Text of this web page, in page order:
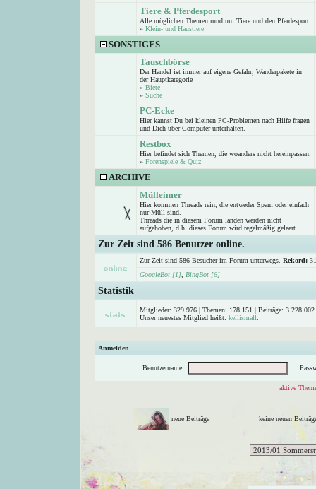
Tiere & Pferdesport
Alle möglichen Themen rund um Tiere und den Pferdesport.
» Klein- und Haustiere
SONSTIGES
Tauschbörse
Der Handel ist immer auf eigene Gefahr, Wanderpakete in
der Hauptkategorie
» Biete
» Suche
PC-Ecke
Hier kannst Du bei kleinen PC-Problemen nach Hilfe fragen
und Dich über Computer unterhalten.
Restbox
Hier befindet sich Themen, die woanders nicht hereinpassen.
» Forenspiele & Quiz
ARCHIVE
Mülleimer
Hier kommen Threads rein, die entweder Spam oder einfach
nur Müll sind.
Threads die in diesem Forum landen werden nicht
aufgehoben, d.h. dieses Forum wird regelmäßig geleert.
Zur Zeit sind 586 Benutzer online.
Zur Zeit sind 586 Besucher im Forum unterwegs. Rekord:
GoogleBot [1]
BingBot [6]
Statistik
Mitglieder: 329.976 | Themen: 178.151 | Beiträge:
Unser neuestes Mitglied heißt: kellismall
Anmelden
Benutzername:
aktive
neue Beiträge keine neuen